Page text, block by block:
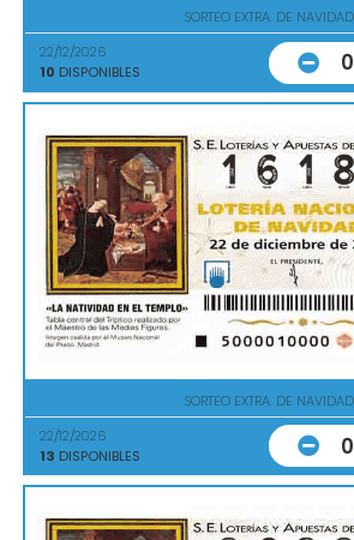
SORTEO EXTRA. DE NAVIDAD
22/12/2026
10 DISPONIBLES 0
SORTEO EXTRA. DE NAVIDAD
22/12/2026
13 DISPONIBLES 0